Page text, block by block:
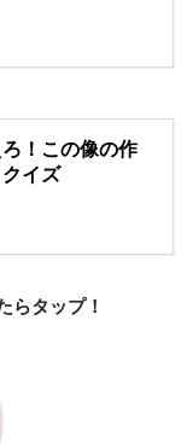
！この像の作
イズ
らタップ！